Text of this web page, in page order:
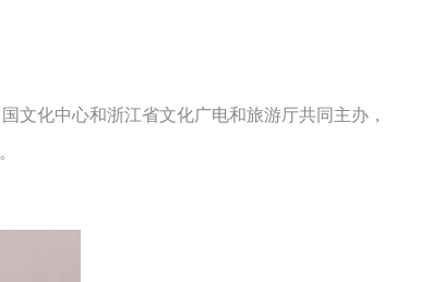
化中心和浙江省文化广电和旅游厅共同主办，